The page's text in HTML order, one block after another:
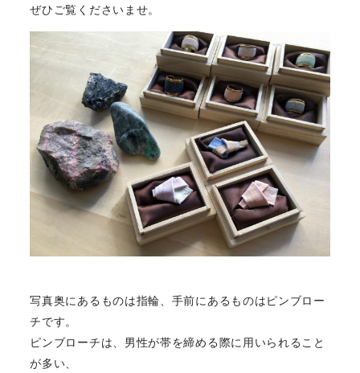
ぜひご覧くださいませ。
写真奥にあるものは指輪、手前にあるものはピンブロー
チです。
ピンブローチは、男性が帯を締める際に用いられること
が多い、